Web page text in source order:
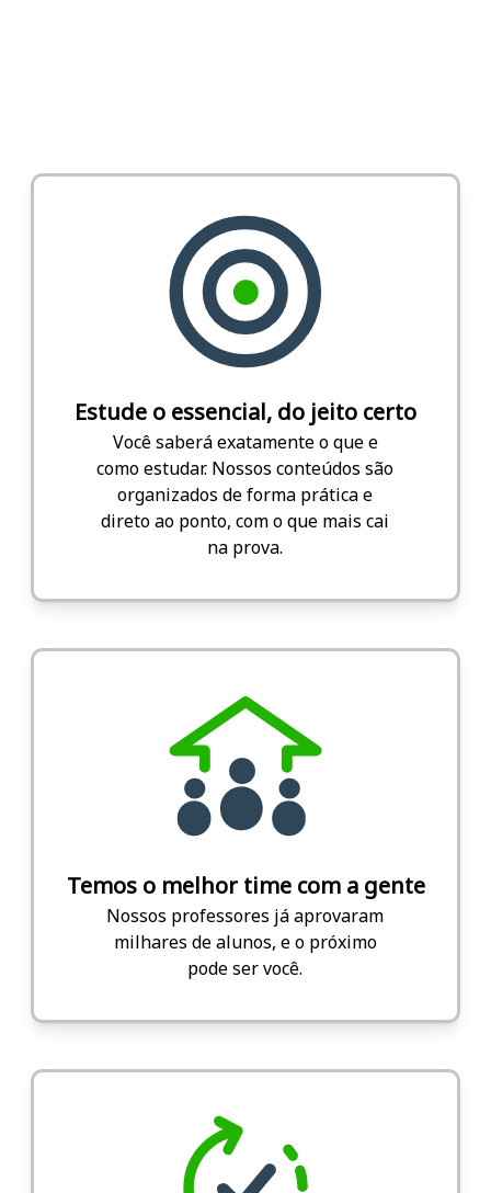
Estude o essencial, do jeito certo
Você saberá exatamente o que e
como estudar. Nossos conteúdos são
organizados de forma prática e
direto ao ponto, com o que mais cai
na prova.
Temos o melhor time com a gente
Nossos professores já aprovaram
milhares de alunos, e o próximo
pode ser você.